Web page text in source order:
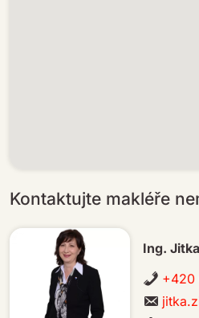
Kontaktujte makléře
Ing.
+420